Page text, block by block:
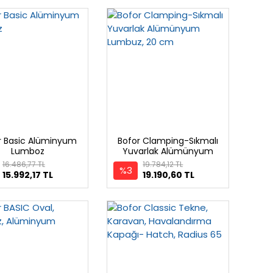
Basic Alüminyum
Lumboz
15.992,17 TL
16.486,77 TL
Bofor Clamping-Sıkmalı
Yuvarlak Alümünyum
Lumbuz, 20 cm
%3 19.190,60 TL
19.784,12 TL